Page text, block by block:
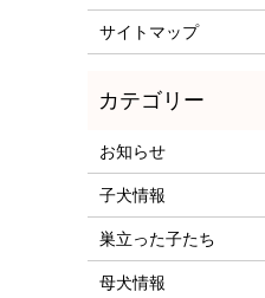
サイトマップ
お知らせ
子犬情報
巣立った子たち
母犬情報